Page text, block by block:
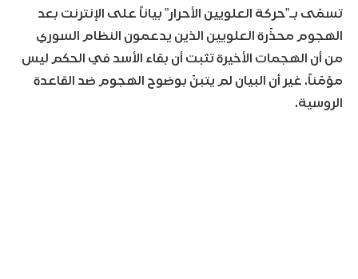
تسمّى بـ”حركة العلويين الأحرار” بياناً على الإنترنت بعد
الهجوم محذّرة العلويين الذين يدعمون النظام السوري
من أن الهجمات الأخيرة تثبت أن بقاء الأسد في الحكم ليس
مؤمّناً. غير أن البيان لم يتبنّ بوضوح الهجوم ضد القاعدة
الروسية.